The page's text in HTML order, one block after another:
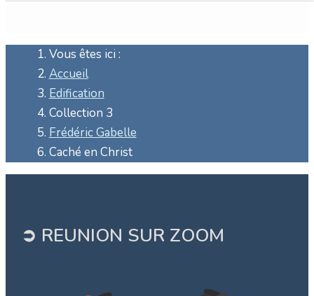
Vous êtes ici :
Accueil
Edification
Collection 3
Frédéric Gabelle
Caché en Christ
➲ REUNION SUR ZOOM